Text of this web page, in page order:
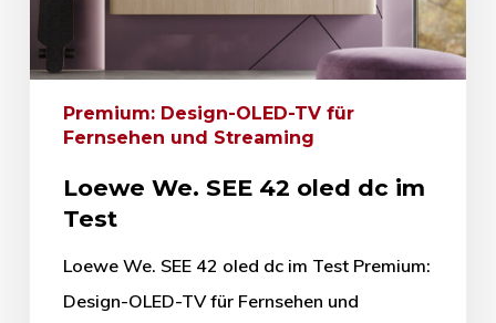
Premium: Design-OLED-TV für
Fernsehen und Streaming
Loewe We. SEE 42 oled dc im
Test
Loewe We. SEE 42 oled dc im Test Premium:
Design-OLED-TV für Fernsehen und